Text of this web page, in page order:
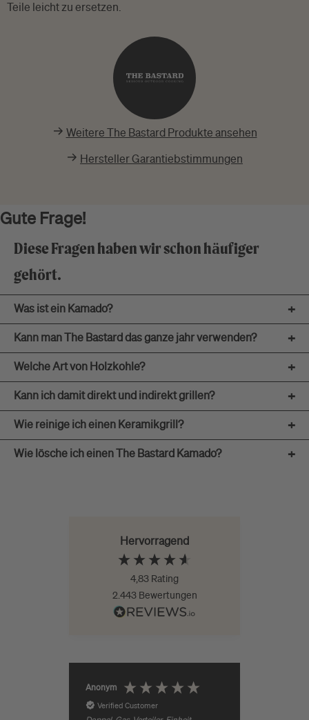
Teile leicht zu ersetzen.
Weitere The Bastard Produkte ansehen
Hersteller Garantiebstimmungen
Gute Frage!
Diese Fragen haben wir schon häufiger
gehört.
Was ist ein Kamado? +
Kann man The Bastard das ganze jahr verwenden? +
Welche Art von Holzkohle? +
Kann ich damit direkt und indirekt grillen? +
Wie reinige ich einen Keramikgrill? +
Wie lösche ich einen The Bastard Kamado? +
Hervorragend
4,83 Rating
2.443 Bewertungen
Anonym
Verified Customer